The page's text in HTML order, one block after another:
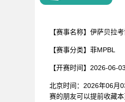
【赛事名称】 伊萨贝拉
【赛事分类】 菲MPBL
【开赛时间】 2026-06-
北京时间：2026年06月
赛的朋友可以提前收藏